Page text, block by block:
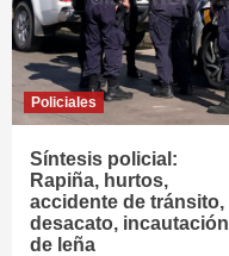
Policiales
Síntesis policial:
Rapiña, hurtos,
accidente de tránsito,
desacato, incautación
de leña